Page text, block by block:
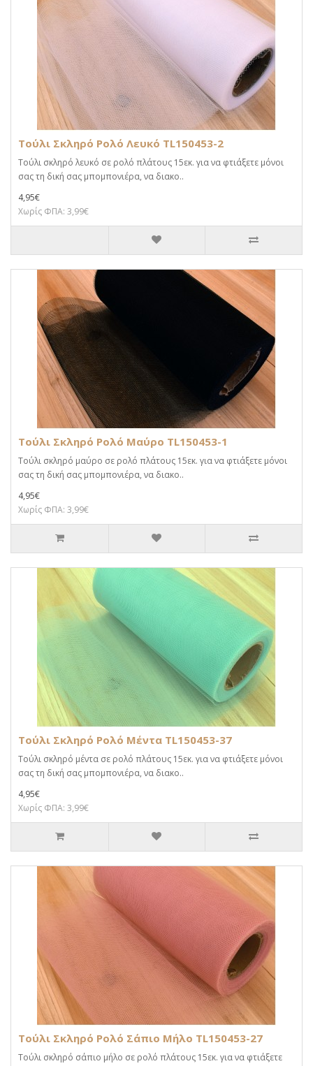
Τούλι Σκληρό Ρολό Λευκό TL150453-2
Τούλι σκληρό λευκό σε ρολό πλάτους 15εκ. για να φτιάξετε μόνοι
σας τη δική σας μπομπονιέρα, να διακο..
4,95€
Χωρίς ΦΠΑ: 3,99€
Τούλι Σκληρό Ρολό Μαύρο TL150453-1
Τούλι σκληρό μαύρο σε ρολό πλάτους 15εκ. για να φτιάξετε μόνοι
σας τη δική σας μπομπονιέρα, να διακο..
4,95€
Χωρίς ΦΠΑ: 3,99€
Τούλι Σκληρό Ρολό Μέντα TL150453-37
Τούλι σκληρό μέντα σε ρολό πλάτους 15εκ. για να φτιάξετε μόνοι
σας τη δική σας μπομπονιέρα, να διακο..
4,95€
Χωρίς ΦΠΑ: 3,99€
Τούλι Σκληρό Ρολό Σάπιο Μήλο TL150453-27
Τούλι σκληρό σάπιο μήλο σε ρολό πλάτους 15εκ. για να φτιάξετε